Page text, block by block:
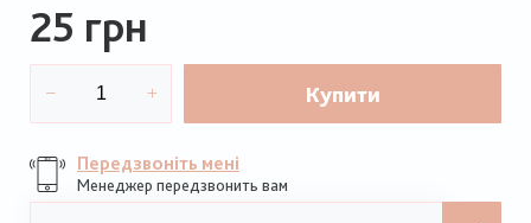
25 грн
Купити
Передзвоніть мені
Менеджер передзвонить вам